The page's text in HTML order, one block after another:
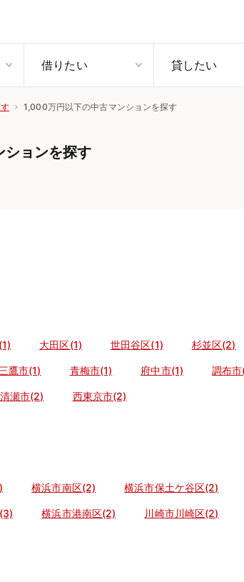
借りたい 貸したい
1,000万円以下の中古マンションを探す
ョンを探す
大田区(1) 世田谷区(1) 杉並区(2)
三鷹市(1) 青梅市(1) 府中市(1) 調布市
清瀬市(2) 西東京市(2)
横浜市南区(2) 横浜市保土ケ谷区(2)
横浜市港南区(2) 川崎市川崎区(2)